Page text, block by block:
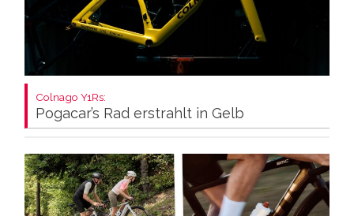
Colnago Y1Rs:
Pogacar’s Rad erstrahlt in Gelb